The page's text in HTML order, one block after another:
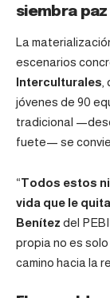
siembra paz
La
escenarios
Interculturales
jóvenes de 90
tradicional
fuete— se
“Todos estos
vida que le
Benítez del
propia no es
camino hacia la